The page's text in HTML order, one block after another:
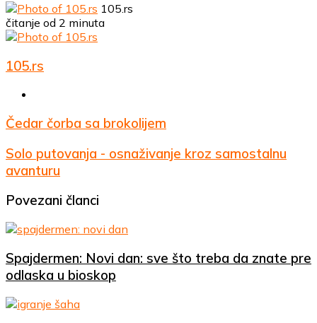
105.rs
čitanje od 2 minuta
105.rs
Čedar
sa
brokolijem
Čedar čorba sa brokolijem
Solo
putovanja
-
osnaživanje
kroz
samostalnu
avanturu
Solo putovanja - osnaživanje kroz samostalnu
avanturu
Povezani članci
Spajdermen: Novi dan: sve što treba da znate pre
odlaska u bioskop